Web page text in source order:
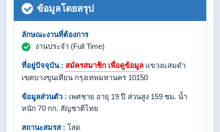
ข้อมูลโดยสรุป
ลักษณะงานที่ต้องการ
งานประจำ (Full Time)
ที่อยู่ปัจจุบัน : สมัครสมาชิก เพื่อดูข้อมูล แขวงแสมดำ
เขตบางขุนเทียน กรุงเทพมหานคร 10150
ข้อมูลส่วนตัว : เพศชาย อายุ 19 ปี ส่วนสูง 159 ซม. น้ำ
หนัก 70 กก. สัญชาติไทย
สถานะสมรส : โสด